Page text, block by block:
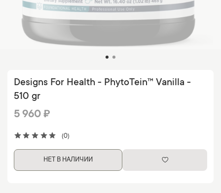
(0)
Designs For Health - PhytoTein™ Vanilla -
510 gr
5 960 ₽
НЕТ В НАЛИЧИИ